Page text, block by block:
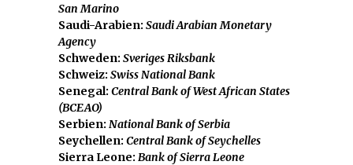
San Marino
Saudi-Arabien: Saudi Arabian Monetary
Agency
Schweden: Sveriges Riksbank
Schweiz: Swiss National Bank
Senegal: Central Bank of West African States
(BCEAO)
Serbien: National Bank of Serbia
Seychellen: Central Bank of Seychelles
Sierra Leone: Bank of Sierra Leone